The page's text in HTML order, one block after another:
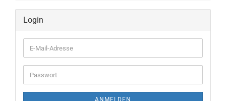
Login
E-
Mail-
Adresse
Passwort
ANMELDEN